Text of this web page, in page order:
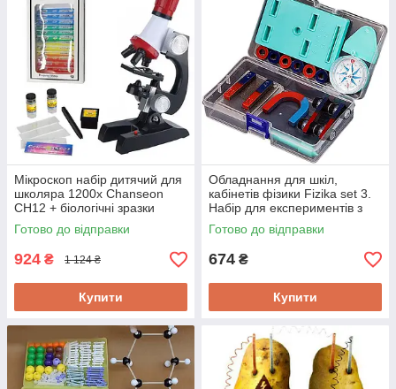
Мікроскоп набір дитячий для
школяра 1200x Chanseon
CH12 + біологічні зразки
12шт. в подарунок!
Готово до відправки
924 ₴ 1 124 ₴
Купити
Обладнання для шкіл,
кабінетів фізики Fizika set 3.
Набір для експериментів з
полем постійних магнітів
Готово до відправки
674 ₴
Купити